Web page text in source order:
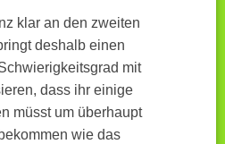
klar an den zweiten
deshalb einen
mit
dass ihr einige
müsst um überhaupt
wie das